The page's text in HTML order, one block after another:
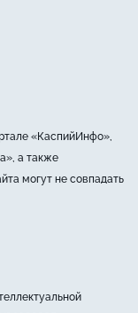
«КаспийИнфо»,
а также
могут не совпадать